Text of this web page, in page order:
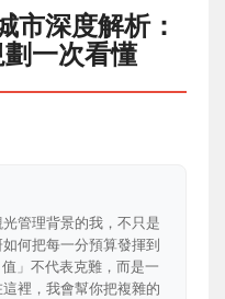
市深度解析：
一次看懂
管理背景的我，不只是
何把每一分預算發揮到
」不代表克難，而是一
裡，我會幫你把複雜的